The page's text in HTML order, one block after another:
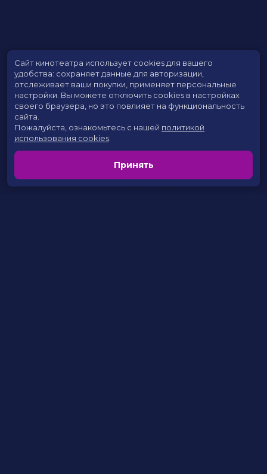
Сайт кинотеатра использует cookies для вашего
удобства: сохраняет данные для авторизации,
отслеживает ваши покупки, применяет персональные
настройки. Вы можете отключить cookies в настройках
своего браузера, но это повлияет на функциональность
сайта.
Пожалуйста, ознакомьтесь с нашей политикой
использования cookies
Принять